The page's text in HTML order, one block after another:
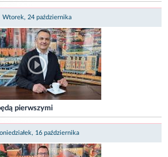
Wtorek, 24 października
pierwszymi
16 października